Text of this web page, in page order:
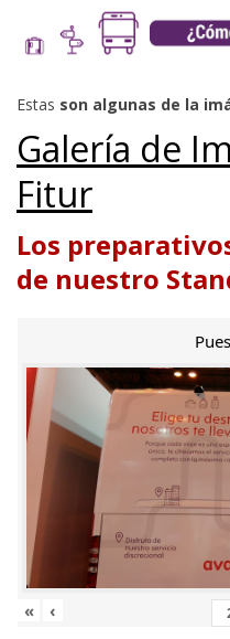
Estas son algunas de la
Galería de
Fitur
Los
de nuestro
« ‹